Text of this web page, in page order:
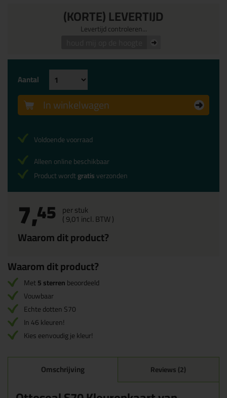
(KORTE) LEVERTIJD
Levertijd controleren...
7,45 per stuk
(9,01 incl. BTW )
Waarom dit product?
Aantal
In winkelwagen
Voldoende voorraad
Alleen online beschikbaar
Product wordtgratisverzonden
Waarom dit product?
Met5 sterrenbeoordeeld
Vouwbaar
Echte dotten S70
In 46 kleuren!
Kies eenvoudig je kleur!
Omschrijving Reviews (2)